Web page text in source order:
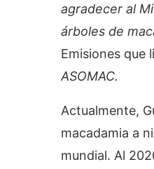
agradecer al
árboles de
Emisiones que
ASOMAC.
Actualmente,
macadamia a
mundial. Al